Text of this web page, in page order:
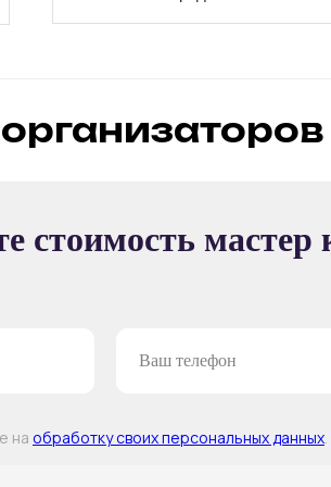
стоимость мастер
на обработку своих персональных данных.
КЛАССА